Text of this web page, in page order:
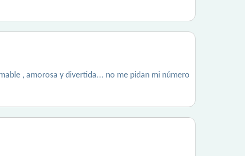
, amorosa y divertida... no me pidan mi número